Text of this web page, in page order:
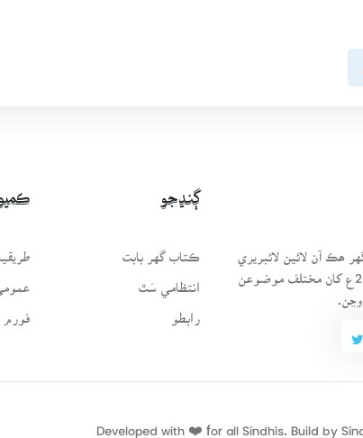
ھڪ آن لائين لائبريري
آھي، جنھن تي 2010ع کان مختلف موضوعن
ڳنڍجو
ڪتاب گهر بابت
انتظامي سَٿ
رابطو فورم
Developed with ❤️ for all Sindhis. Build by